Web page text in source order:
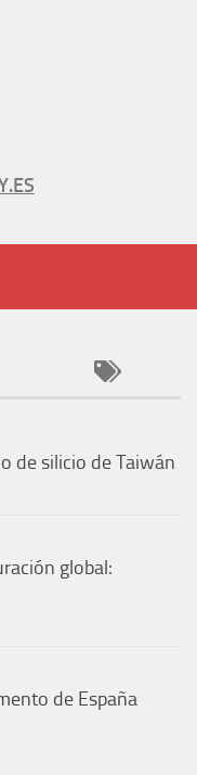
de silicio de Taiwán
global:
de España